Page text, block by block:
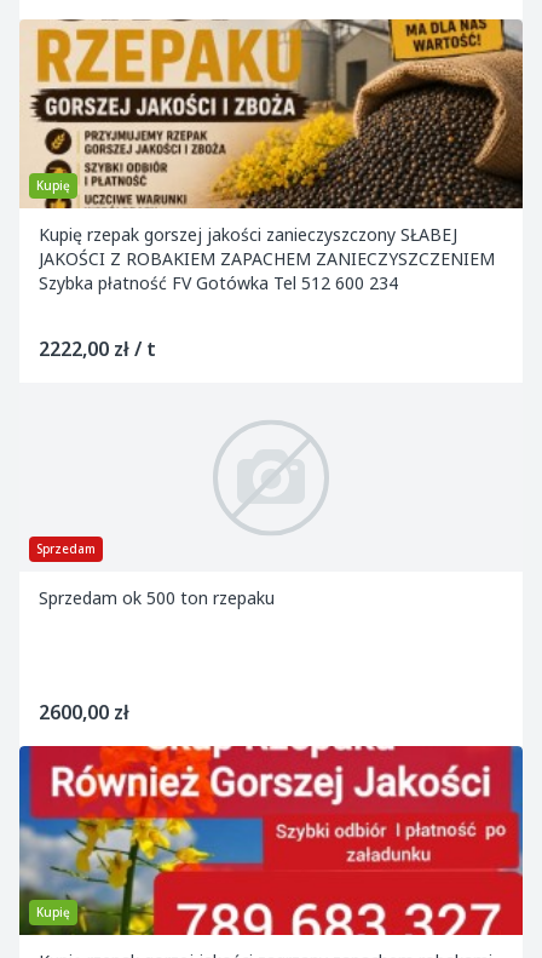
Kupię
Kupię rzepak gorszej jakości zanieczyszczony SŁABEJ
JAKOŚCI Z ROBAKIEM ZAPACHEM ZANIECZYSZCZENIEM
Szybka płatność FV Gotówka Tel 512 600 234
2222,00 zł / t
Sprzedam
Sprzedam ok 500 ton rzepaku
2600,00 zł
Kupię